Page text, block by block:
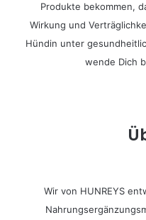
Produkte bekommen,
Wirkung und
Hündin unter
wende Dich
Wir von HUNREYS